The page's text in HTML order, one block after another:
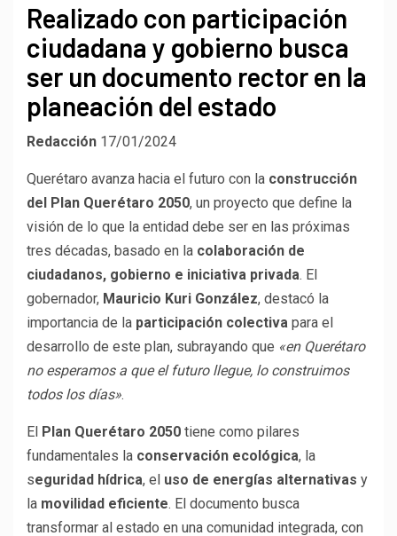
Realizado con participación
ciudadana y gobierno busca
ser un documento rector en la
planeación del estado
Redacción 17/01/2024
Querétaro avanza hacia el futuro con la construcción
del Plan Querétaro 2050, un proyecto que define la
visión de lo que la entidad debe ser en las próximas
tres décadas, basado en la colaboración de
ciudadanos, gobierno e iniciativa privada. El
gobernador, Mauricio Kuri González, destacó la
importancia de la participación colectiva para el
desarrollo de este plan, subrayando que «en Querétaro
no esperamos a que el futuro llegue, lo construimos
todos los días».
El Plan Querétaro 2050 tiene como pilares
fundamentales la conservación ecológica, la
seguridad hídrica, el uso de energías alternativas y
la movilidad eficiente. El documento busca
transformar al estado en una comunidad integrada, con